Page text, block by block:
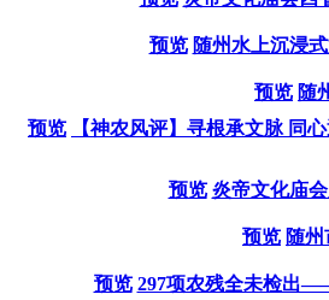
预览 随州水上沉浸
预览 随
预览
【神农风评】寻根承文脉
预览 炎帝文化庙
预览 随
预览 297项农残全未检出